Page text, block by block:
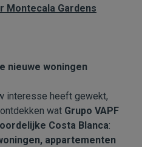
Montecala Gardens
nieuwe woningen
interesse heeft gewekt,
wat Grupo VAPF
Costa Blanca:
appartementen